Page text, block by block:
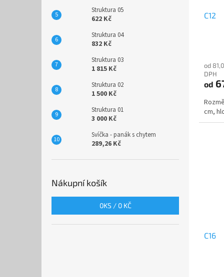
Struktura 05
622 Kč
Struktura 04
832 Kč
Struktura 03
1 815 Kč
Struktura 02
1 500 Kč
Struktura 01
3 000 Kč
Svíčka - panák s chytem
289,26 Kč
Nákupní košík
0KS / 0 KČ
C12
od
DPH
od
cm,
C16